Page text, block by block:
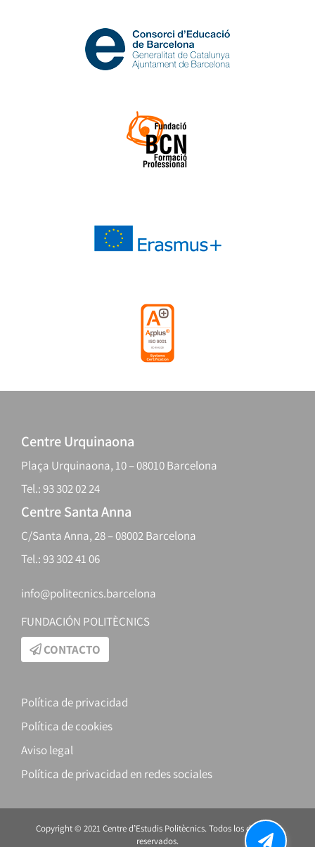
Centre Urquinaona
Plaça Urquinaona, 10 – 08010 Barcelona
Tel.: 93 302 02 24
Centre Santa Anna
C/Santa Anna, 28 – 08002 Barcelona
Tel.: 93 302 41 06
info@politecnics.barcelona
FUNDACIÓN POLITÈCNICS
CONTACTO
Política de privacidad
Política de cookies
Aviso legal
Política de privacidad en redes sociales
Copyright © 2021 Centre d’Estudis Politècnics. Todos los derechos
reservados.